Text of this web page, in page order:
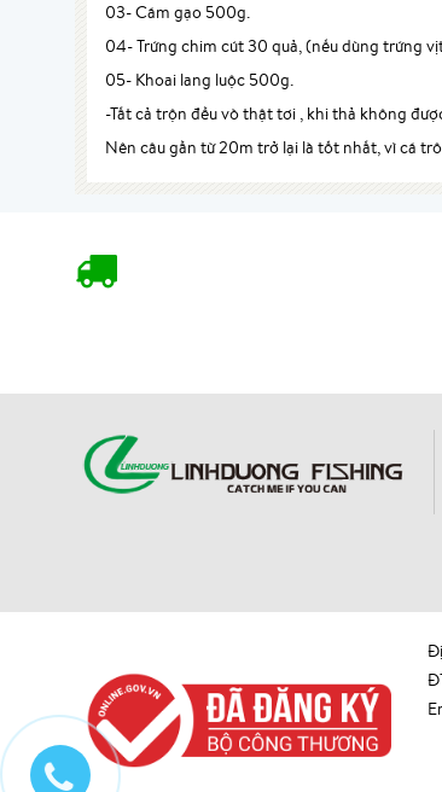
03- Cám gạo 500g.
04- Trứng chim cút 30 quả, (nếu dùng trứng
05- Khoai lang luộc 500g.
-Tất cả trộn đều vò thật tơi , khi thả không
Nên câu gần từ 20m trở lại là tốt nhất, vì cá